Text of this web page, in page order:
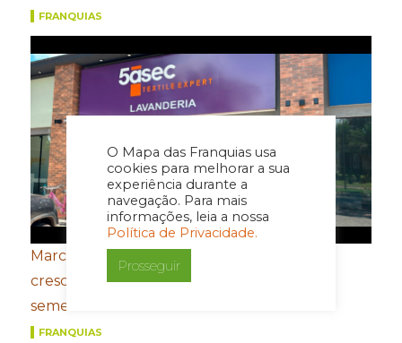
O Mapa das Franquias usa
cookies para melhorar a sua
experiência durante a
navegação. Para mais
informações, leia a nossa
Política de Privacidade.
Prosseguir
FRANQUIAS
Marcas do Grupo FROTH registram
crescimento de dois dígitos no primeiro
semestre
FRANQUIAS